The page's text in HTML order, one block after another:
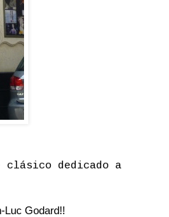
dedicado a
Luc Godard!!